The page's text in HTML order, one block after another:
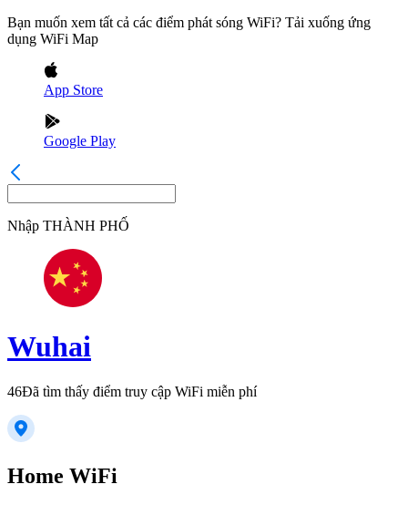
Bạn muốn xem tất cả các điểm phát sóng WiFi? Tải xuống ứng
dụng WiFi Map
App Store
Google Play
Nhập THÀNH PHỐ
Wuhai
46Đã tìm thấy điểm truy cập WiFi miễn phí
Home WiFi